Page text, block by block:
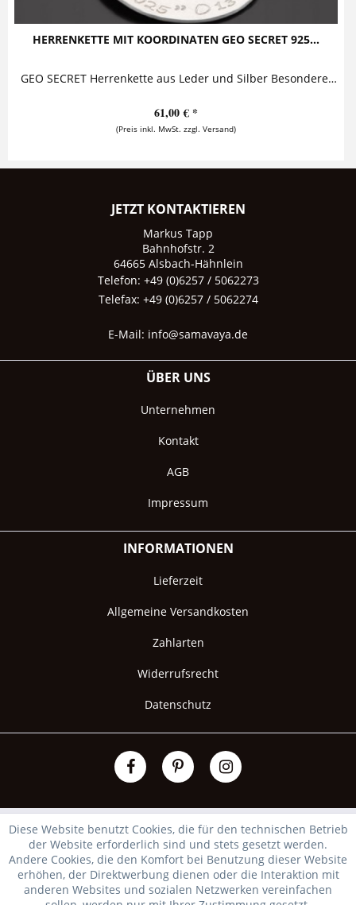
HERRENKETTE MIT KOORDINATEN GEO SECRET 925...
GEO SECRET Herrenkette aus Leder und Silber Besonderes Highlight dieses stylischen Herrenschmucks sind die Bänder aus echtem Rundriemenleder,...
61,00 € *
(Preis inkl. MwSt. zzgl. Versand)
JETZT KONTAKTIEREN
Markus Tapp
Bahnhofstr. 2
64665 Alsbach-Hähnlein
Telefon: +49 (0)6257 / 5062273
Telefax: +49 (0)6257 / 5062274
E-Mail: info@samavaya.de
ÜBER UNS
Unternehmen
Kontakt
AGB
Impressum
INFORMATIONEN
Lieferzeit
Allgemeine Versandkosten
Zahlarten
Widerrufsrecht
Datenschutz
Diese Website benutzt Cookies, die für den technischen Betrieb
der Website erforderlich sind und stets gesetzt werden.
Andere Cookies, die den Komfort bei Benutzung dieser Website
erhöhen, der Direktwerbung dienen oder die Interaktion mit
anderen Websites und sozialen Netzwerken vereinfachen